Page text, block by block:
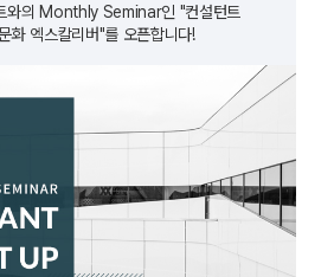
와의 Monthly Seminar인 "컨설턴트
화 엑스칼리버"를 오픈합니다!